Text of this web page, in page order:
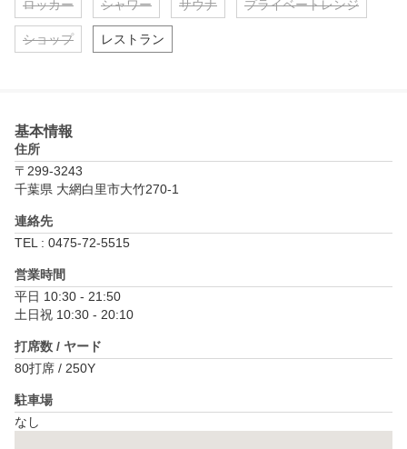
ロッカー シャワー サウナ プライベートレンジ
ショップ レストラン
基本情報
住所
〒299-3243
千葉県 大網白里市大竹270-1
連絡先
TEL : 0475-72-5515
営業時間
平日 10:30 - 21:50
土日祝 10:30 - 20:10
打席数 / ヤード
80打席 / 250Y
駐車場
なし